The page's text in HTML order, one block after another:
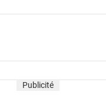
Publicité